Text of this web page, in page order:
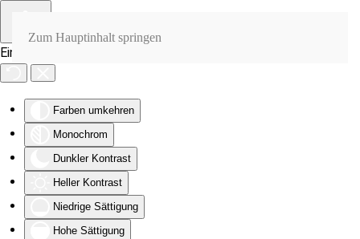
Eingabehilfen öffnen
Farben umkehren
Monochrom
Dunkler Kontrast
Heller Kontrast
Niedrige Sättigung
Hohe Sättigung
Zum Hauptinhalt springen